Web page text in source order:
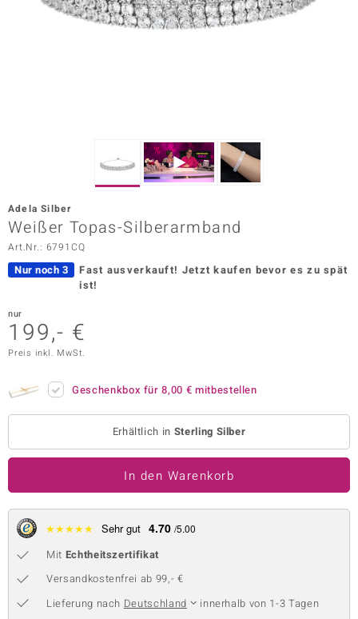
Vogue
BY DE MELO
Collection
Adela Silber
Weißer Topas-Silberarmband
Art.Nr.: 6791CQ
Nur noch 3 Fast ausverkauft! Jetzt kaufen bevor es zu spät
ist!
nur
199,- €
Preis inkl. MwSt.
Geschenkbox für8,00 € mitbestellen
Erhältlich in Sterling Silber
In den Warenkorb
★★★★★ Sehr gut 4.70 /5.00
Mit Echtheitszertifikat
Versandkostenfrei ab 99,- €
Lieferung nach Deutschland
innerhalb von 1-3 Tagen